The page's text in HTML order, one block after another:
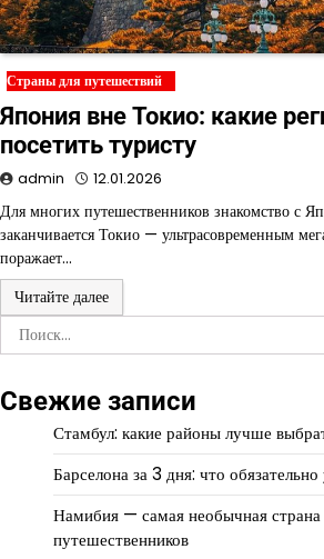
Страны для путешествий
Япония вне Токио: какие
посетить туристу
admin 12.01.2026
Для многих путешественников знакомство с
заканчивается Токио — ультрасовременным
поражает…
Читайте далее
Найти:
Свежие записи
Стамбул: какие районы лучше
Барселона за 3 дня: что обязательно
Намибия — самая необычная
путешественников